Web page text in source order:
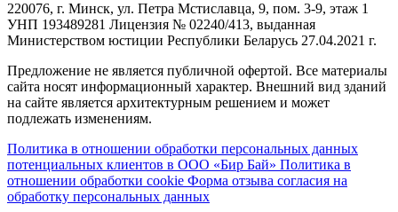
220076, г. Минск, ул. Петра Мстиславца, 9, пом. 3-9, этаж 1
УНП 193489281 Лицензия № 02240/413, выданная
Министерством юстиции Республики Беларусь 27.04.2021 г.
Предложение не является публичной офертой. Все материалы
сайта носят информационный характер. Внешний вид зданий
на сайте является архитектурным решением и может
подлежать изменениям.
Политика в отношении обработки персональных данных
потенциальных клиентов в ООО «Бир Бай» Политика в
отношении обработки cookie Форма отзыва согласия на
обработку персональных данных